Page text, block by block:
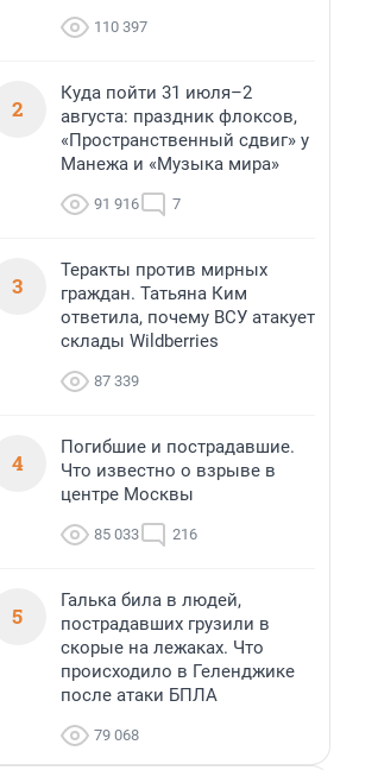
110 397
2
Куда пойти 31 июля–2
августа: праздник флоксов,
«Пространственный сдвиг» у
Манежа и «Музыка мира»
91 916 7
3
Теракты против мирных
граждан. Татьяна Ким
ответила, почему ВСУ атакует
склады Wildberries
87 339
4
Погибшие и пострадавшие.
Что известно о взрыве в
центре Москвы
85 033 216
5
Галька била в людей,
пострадавших грузили в
скорые на лежаках. Что
происходило в Геленджике
после атаки БПЛА
79 068